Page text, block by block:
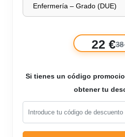
22 €38
Si tienes un código
obtener tu